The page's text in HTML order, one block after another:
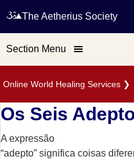
Online World Healing Services ❯
The Aetherius Society
Section Menu
Os Seis
A expressão
“adepto” significa coisas